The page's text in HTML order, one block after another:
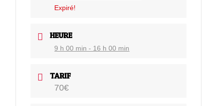
Expiré!
HEURE
9 h 00 min - 16 h 00 min
TARIF
70€